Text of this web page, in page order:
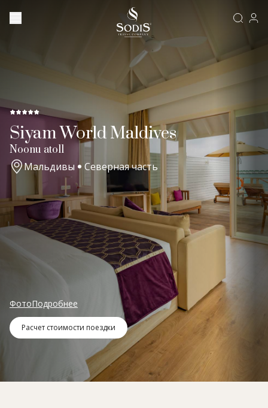
Siyam World Maldives
Noonu atoll
Мальдивы
Северная часть
ФотоПодробнее
Расчет стоимости поездки